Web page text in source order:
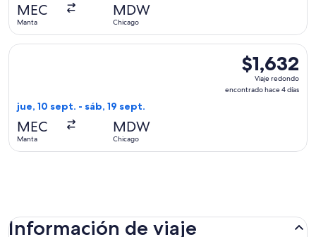
MEC
Manta
MDW
Chicago
$1,632
Viaje
redondo,
$1,632
Viaje redondo
encontrado hace 4 días
jue, 10 sept. - sáb, 19 sept.
MEC
Manta
MDW
Chicago
Seleccionar vuelo de LATAM Airlines Group, con salida el
Información de viaje